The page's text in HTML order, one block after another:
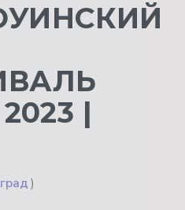
|
)